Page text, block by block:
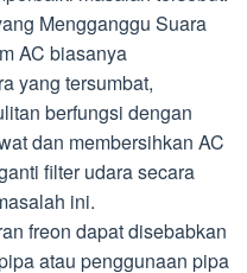
Mengganggu Suara
AC biasanya
yang tersumbat,
berfungsi dengan
dan membersihkan AC
filter udara secara
ini.
freon dapat disebabkan
atau penggunaan pipa